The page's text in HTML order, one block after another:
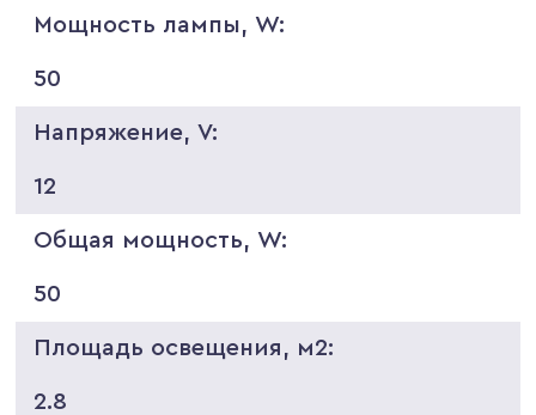
Мощность лампы, W:
50
Напряжение, V:
12
Общая мощность, W:
50
Площадь освещения, м2:
2.8